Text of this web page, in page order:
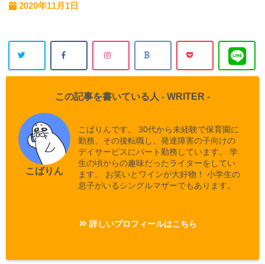
2020年11月1日
この記事を書いている人 - WRITER -
こばりん
こばりんです。 30代から未経験で保育園に
勤務、その後転職し、発達障害の子向けの
デイサービスにパート勤務しています。 学
生の頃からの趣味だったライターをしてい
ます。 お笑いとワインが大好物！ 小学生の
息子がいるシングルマザーでもあります。
詳しいプロフィールはこちら